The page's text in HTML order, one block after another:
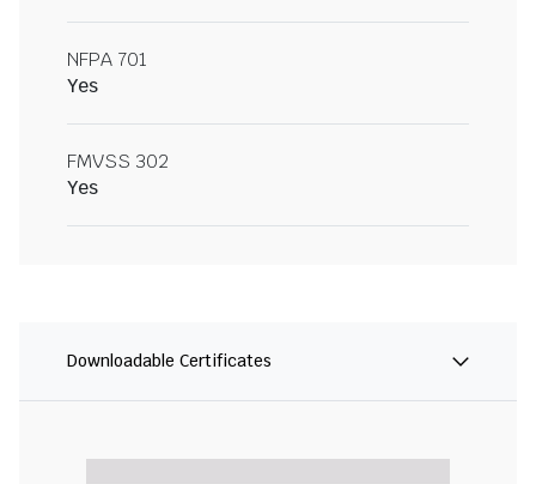
NFPA 701
Yes
FMVSS 302
Yes
Downloadable Certificates